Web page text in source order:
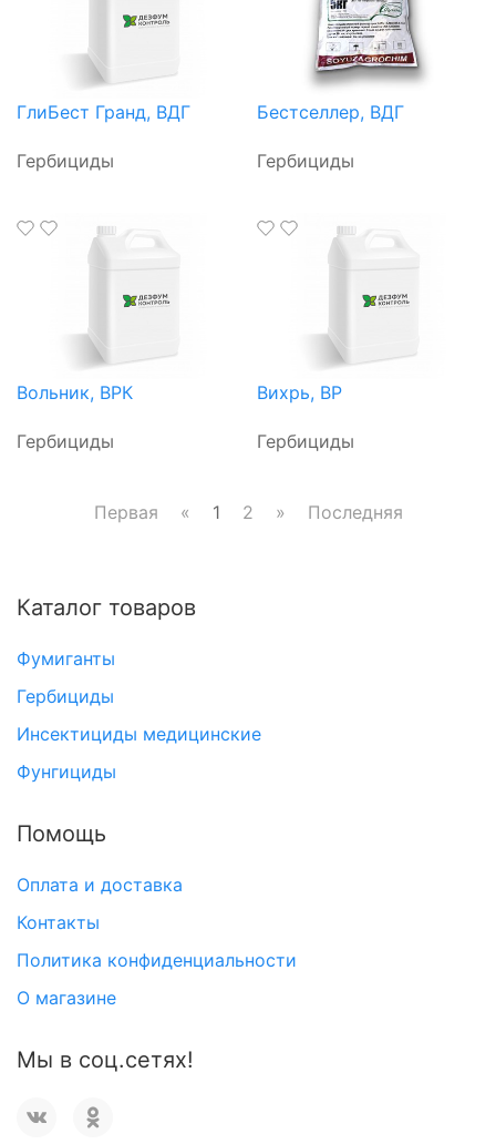
ГлиБест Гранд, ВДГ
Гербициды
Бестселлер, ВДГ
Гербициды
Вольник, ВРК
Гербициды
Вихрь, ВР
Гербициды
Первая « 1 2 » Последняя
Каталог товаров
Фумиганты
Гербициды
Инсектициды медицинские
Фунгициды
Помощь
Оплата и доставка
Контакты
Политика конфиденциальности
О магазине
Мы в соц.сетях!